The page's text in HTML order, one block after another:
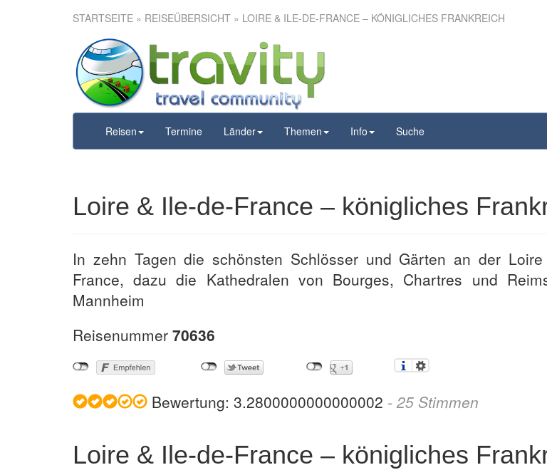
STARTSEITE » REISEÜBERSICHT » LOIRE & ILE-DE-FRANCE – KÖNIGLICHES FRANKREICH
Reisen Termine Länder Themen Info Suche
Loire & Ile-de-France –
Frankreich
Loire & Ile-de-France – königliches
In zehn Tagen die schönsten Schlösser und Gärten an der
France, dazu die Kathedralen von Bourges, Chartres und
Mannheim
Reisenummer 70636
Bewertung: 3.2800000000000002 - 25 Stimmen
Loire & Ile-de-France – königliches